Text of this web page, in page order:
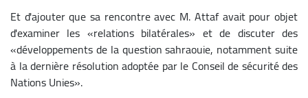
Et d'ajouter que sa rencontre avec M. Attaf avait pour objet
d'examiner les «relations bilatérales» et de discuter des
«développements de la question sahraouie, notamment suite
à la dernière résolution adoptée par le Conseil de sécurité des
Nations Unies».